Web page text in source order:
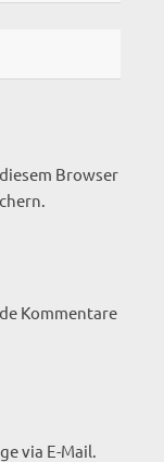
Browser
Kommentare
via E-Mail.